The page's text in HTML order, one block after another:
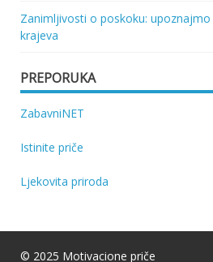
Zanimljivosti o poskoku:
krajeva
PREPORUKA
ZabavniNET
Istinite priče
Ljekovita priroda
© 2025 Motivacione priče